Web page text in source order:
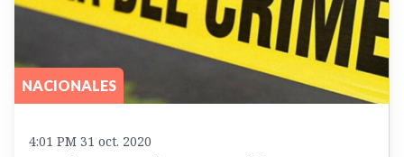
NACIONALES
4:01 PM 31 oct. 2020